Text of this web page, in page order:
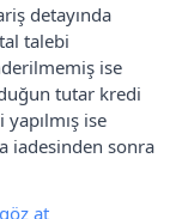
detayında
talebi
ise
tutar kredi
ise
iadesinden sonra
göz at